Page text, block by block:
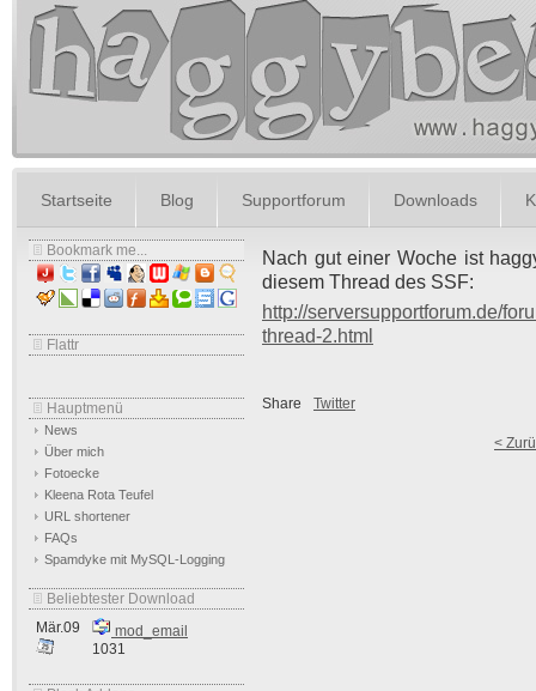
Startseite Blog Supportforum Downloads
Bookmark me...
Flattr
Hauptmenü
News
Über mich
Fotoecke
Kleena Rota Teufel
URL shortener
FAQs
Spamdyke mit MySQL-Logging
Beliebtester Download
Mär.09
mod_email
1031
Nach gut einer Woche ist
diesem Thread des SSF:
http://serversupportforum.de/
thread-2.html
Share Twitter
<